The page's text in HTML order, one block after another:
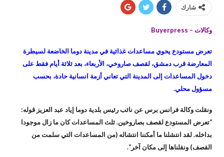
شارك
وكالات – Buyerpress
تعرض مستودع يحوي مساعدات غذائية في مدينة دوما الخاضعة لسيطرة
المعارضة قرب دمشق، لقصف صاروخي، الأربعاء، بعد ثلاثة أيام فقط على
دخول المساعدات إلى المدينة التي تعاني أزمة انسانية حادة، بحسب
مسؤول محلي.
ونقلت وكالة فرانس برس عن نائب رئيس بلدية دوما إياد عبد العزيز قوله:
“تعرض المستودع لقصف بصاروخين. ثلث المساعدات كان ما زال موجودا
بداخله. لقد انتشلنا ما أمكننا انتشاله (من المساعدات التي سلمت من
القصف) ونقلناها إلى مكان آخر”.